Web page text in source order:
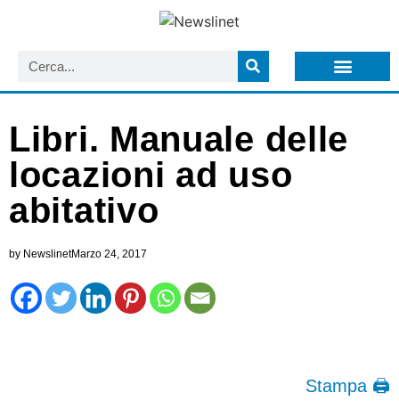
Libri. Manuale delle
locazioni ad uso
abitativo
by NewslinetMarzo 24, 2017
Stampa 🖨